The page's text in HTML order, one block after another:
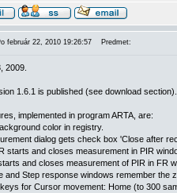
február 22, 2010 19:26:57 Predmet:
2009.
1.6.1 is published (see download section).
implemented in program ARTA, are:
color in registry.
dialog gets check box 'Close after
starts and closes measurement in PIR
and closes measurement of PIR in FR
and Step response windows remember the
for Cursor movement: Home (to 300